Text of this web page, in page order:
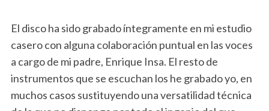
El disco ha sido grabado íntegramente en mi estudio
casero con alguna colaboración puntual en las voces
a cargo de mi padre, Enrique Insa. El resto de
instrumentos que se escuchan los he grabado yo, en
muchos casos sustituyendo una versatilidad técnica